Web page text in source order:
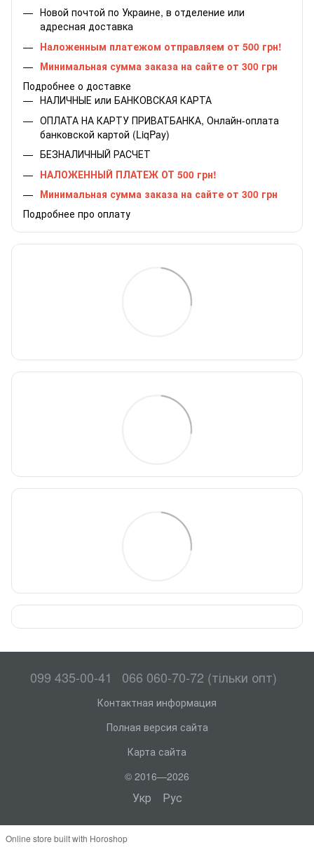
Новой почтой по Украине, в отделение или
адресная доставка
Наложенным платежом отправляем от 500 грн!
Минимальная сумма заказа на сайте от 300 грн
Подробнее о доставке
НАЛИЧНЫЕ или БАНКОВСКАЯ КАРТА
ОПЛАТА НА КАРТУ ПРИВАТБАНКА, Онлайн-оплата
банковской картой (LiqPay)
БЕЗНАЛИЧНЫЙ РАСЧЕТ
НАЛОЖЕННЫЙ ПЛАТЕЖ ОТ 500 грн!
Минимальная сумма заказа на сайте от 300 грн
Подробнее про оплату
099 435-00-41 066 060-70-72 (тільки опт)
Контактная информация
Полная версия сайта
Карта сайта
© 2016—2026
Укр Рус
Online store built with Horoshop